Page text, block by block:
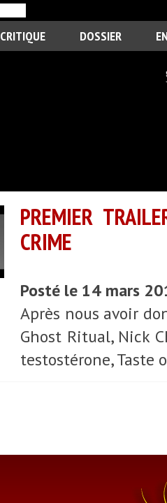
CRITIQUE DOSSIER
PREMIER
CRIME
Posté le 14 mars
Après nous avoir
Ghost Ritual, Nick
testostérone, Taste